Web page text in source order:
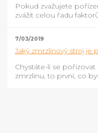
Pokud zvažujete
zvážit celou řadu
7/03/2019
Jaký zmrzlinový stroj je
Chystáte-li se
zmrzlinu, to první, co